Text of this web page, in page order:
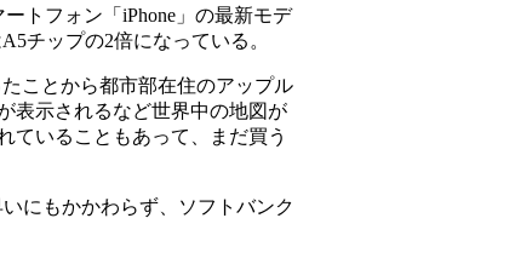
トフォン「iPhone」の最新モデ
チップの2倍になっている。
ことから都市部在住のアップル
表示されるなど世界中の地図が
ていることもあって、まだ買う
にもかかわらず、ソフトバンク